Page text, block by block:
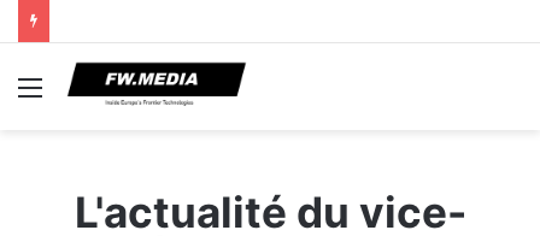
Menu
L'actualité du vice-